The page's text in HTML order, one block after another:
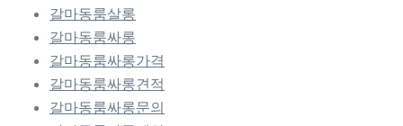
갈마동룸살롱
갈마동룸싸롱
갈마동룸싸롱가격
갈마동룸싸롱견적
갈마동룸싸롱문의